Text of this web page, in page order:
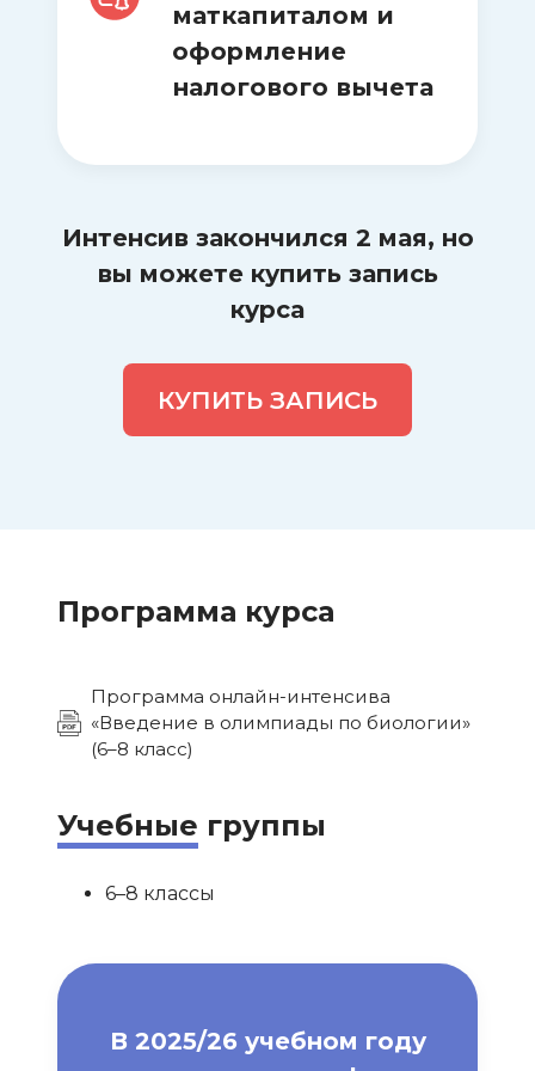
маткапиталом и
оформление
налогового вычета
Интенсив закончился 2 мая, но
вы можете купить запись
курса
КУПИТЬ ЗАПИСЬ
Программа курса
Программа онлайн-интенсива
«Введение в олимпиады по биологии»
(6–8 класс)
Учебные группы
6–8 классы
В 2025/26 учебном году